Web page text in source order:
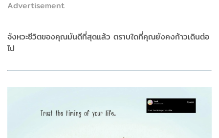
Advertisement
จังหวะชีวิตของคุณมันดีที่สุดแล้ว ตราบใดที่คุณยังคงก้าวเดินต่อ
ไป